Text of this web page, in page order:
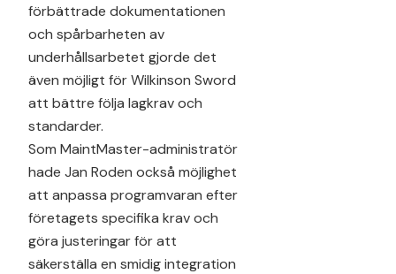
förbättrade dokumentationen
och spårbarheten av
underhållsarbetet gjorde det
även möjligt för Wilkinson Sword
att bättre följa lagkrav och
standarder.
Som MaintMaster-administratör
hade Jan Roden också möjlighet
att anpassa programvaran efter
företagets specifika krav och
göra justeringar för att
säkerställa en smidig integration